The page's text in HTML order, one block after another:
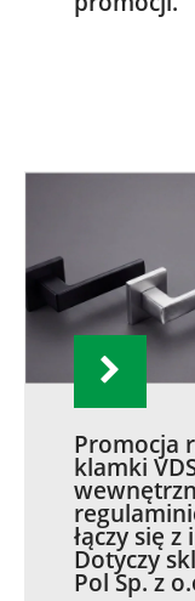
Promocja
klamki
łączy się
Dotyczy
Pol Sp. z